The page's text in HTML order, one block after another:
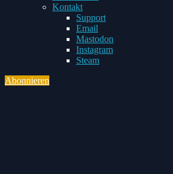
KontaktToggle
child
menu
Support
Email
Mastodon
Instagram
Steam
Abonnieren